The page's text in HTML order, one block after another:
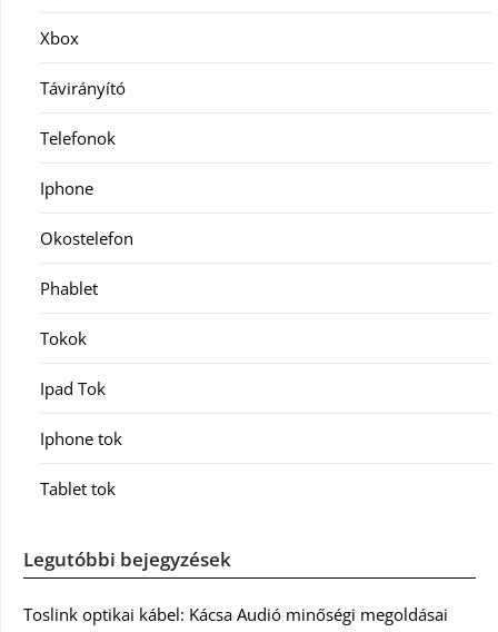
Xbox
Távirányító
Telefonok
Iphone
Okostelefon
Phablet
Tokok
Ipad Tok
Iphone tok
Tablet tok
Legutóbbi bejegyzések
Toslink optikai kábel: Kácsa Audió minőségi megoldásai